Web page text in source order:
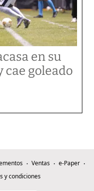
en su
cae goleado
Ventas
e-Paper
y condiciones